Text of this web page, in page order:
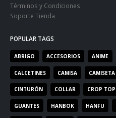
Términos y Condiciones
Soporte Tienda
POPULAR TAGS
ABRIGO ACCESORIOS ANIME
CALCETINES CAMISA CAMISETA
CINTURÓN COLLAR CROP TOP
GUANTES HANBOK HANFU